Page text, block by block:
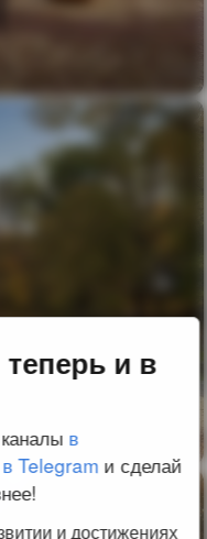
и в
в
в Telegram и сделай
и достижениях